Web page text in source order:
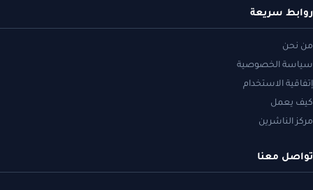
روابط سريعة
من نحن
سياسة الخصوصية
إتفاقية الاستخدام
كيف يعمل
مركز الناشرين
تواصل معنا